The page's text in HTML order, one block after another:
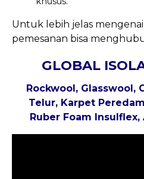
Untuk lebih jelas
pemesanan bisa
GLOBAL
Rockwool, Glasswool,
Telur, Karpet
Ruber Foam